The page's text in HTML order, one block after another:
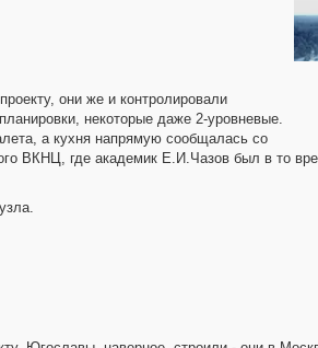
они же и контролировали
некоторые даже 2-уровневые.
а кухня напрямую сообщалась со
ВКНЦ, где академик Е.И.Чазов был в то